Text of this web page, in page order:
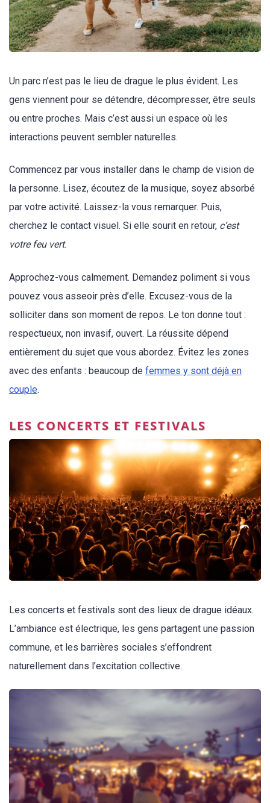
Un parc n’est pas le lieu de drague le plus évident. Les
gens viennent pour se détendre, décompresser, être seuls
ou entre proches. Mais c’est aussi un espace où les
interactions peuvent sembler naturelles.
Commencez par vous installer dans le champ de vision de
la personne. Lisez, écoutez de la musique, soyez absorbé
par votre activité. Laissez-la vous remarquer. Puis,
cherchez le contact visuel. Si elle sourit en retour, c’est
votre feu vert.
Approchez-vous calmement. Demandez poliment si vous
pouvez vous asseoir près d’elle. Excusez-vous de la
solliciter dans son moment de repos. Le ton donne tout :
respectueux, non invasif, ouvert. La réussite dépend
entièrement du sujet que vous abordez. Évitez les zones
avec des enfants : beaucoup de femmes y sont déjà en
couple.
LES CONCERTS ET FESTIVALS
Les concerts et festivals sont des lieux de drague idéaux.
L’ambiance est électrique, les gens partagent une passion
commune, et les barrières sociales s’effondrent
naturellement dans l’excitation collective.